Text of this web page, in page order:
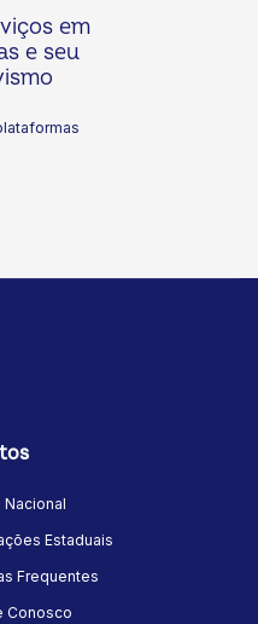
em
e seu
Nacional
Estaduais
Frequentes
Conosco